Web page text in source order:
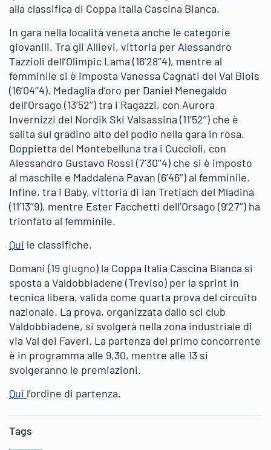
alla classifica di Coppa Italia Cascina Bianca.
In gara nella località veneta anche le categorie
giovanili. Tra gli Allievi, vittoria per Alessandro
Tazzioli dell’Olimpic Lama (16’28’’4), mentre al
femminile si è imposta Vanessa Cagnati del Val Biois
(16’04’’4). Medaglia d’oro per Daniel Menegaldo
dell’Orsago (13’52’’) tra i Ragazzi, con Aurora
Invernizzi del Nordik Ski Valsassina (11’52’’) che è
salita sul gradino alto del podio nella gara in rosa.
Doppietta del Montebelluna tra i Cuccioli, con
Alessandro Gustavo Rossi (7’30’’4) che si è imposto
al maschile e Maddalena Pavan (6’46’’) al femminile.
Infine, tra i Baby, vittoria di Ian Tretiach del Mladina
(11’13’’9), mentre Ester Facchetti dell’Orsago (9’27’’) ha
trionfato al femminile.
Qui le classifiche.
Domani (19 giugno) la Coppa Italia Cascina Bianca si
sposta a Valdobbiadene (Treviso) per la sprint in
tecnica libera, valida come quarta prova del circuito
nazionale. La prova, organizzata dallo sci club
Valdobbiadene, si svolgerà nella zona industriale di
via Val dei Faveri. La partenza del primo concorrente
è in programma alle 9,30, mentre alle 13 si
svolgeranno le premiazioni.
Qui l’ordine di partenza.
Tags